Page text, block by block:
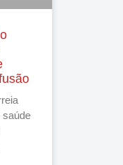
saúde